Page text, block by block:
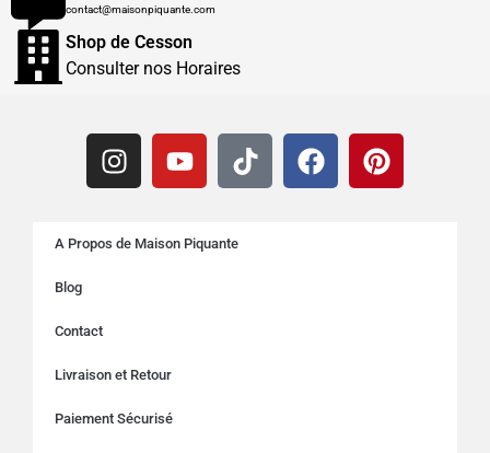
contact@maisonpiquante.com
Shop de Cesson
Consulter nos Horaires
A Propos de Maison Piquante
Blog
Contact
Livraison et Retour
Paiement Sécurisé